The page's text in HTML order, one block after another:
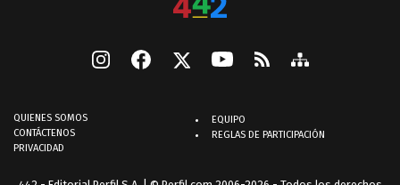
QUIENES SOMOS
CONTÁCTENOS
PRIVACIDAD
EQUIPO
REGLAS DE PARTICIPACIÓN